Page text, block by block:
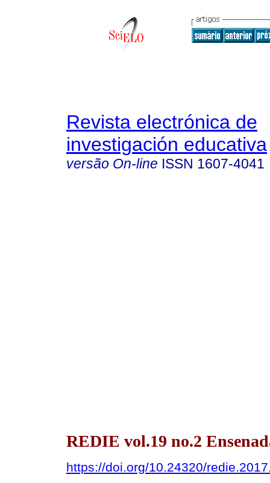
Revista electrónica de
investigación educativa
versão On-line ISSN 1607-4041
REDIE vol.19 no.2
https://doi.org/10.24320/